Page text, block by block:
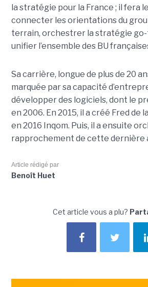
la stratégie pour la France ; il fera
connecter les orientations du
terrain, orchestrer la stratégie
unifier l’ensemble des BU
Sa carrière, longue de plus de 20
marquée par sa capacité
développer des logiciels, dont le
en 2006. En 2015, il a créé Fred de
en 2016 Inqom. Puis, il a ensuite
rapprochement de cette dernière
Article rédigé par
Benoît Huet
Cet article vous a plu?